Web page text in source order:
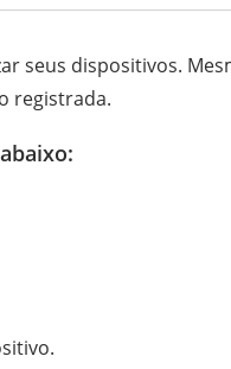
seus dispositivos.
registrada.